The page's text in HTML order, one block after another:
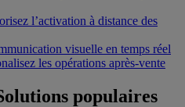
l’activation à distance des
visuelle en temps réel
les opérations après-vente
populaires